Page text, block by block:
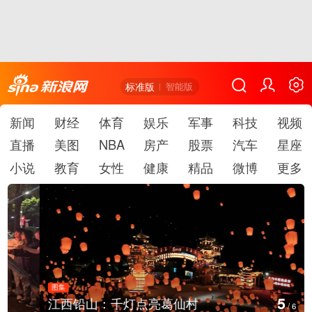
标准版 智能版
新闻 财经 体育 娱乐 军事 科技
视频
直播
美图 NBA 房产 股票 汽车
星座
小说
教育 女性 健康 精品 微博 更多
图集
江西铅山：千灯点亮葛仙村 5/6